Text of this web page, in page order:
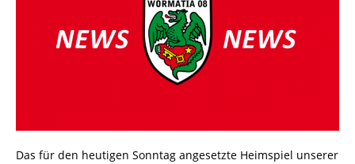
Das für den heutigen Sonntag angesetzte Heimspiel unserer